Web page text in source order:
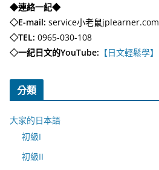
◆連絡一紀◆
◇E-mail: service小老鼠jplearner.com
◇TEL: 0965-030-108
◇一紀日文的YouTube: 【日文輕鬆學】
分類
大家的日本語
初級I
初級II